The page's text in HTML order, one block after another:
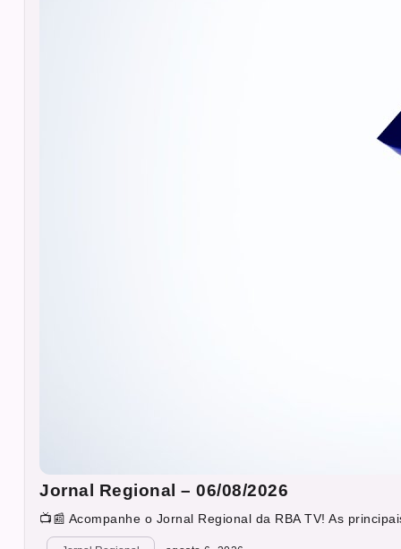
Jornal Regional – 06/08/2026
📺📰 Acompanhe o Jornal Regional da RBA TV! As